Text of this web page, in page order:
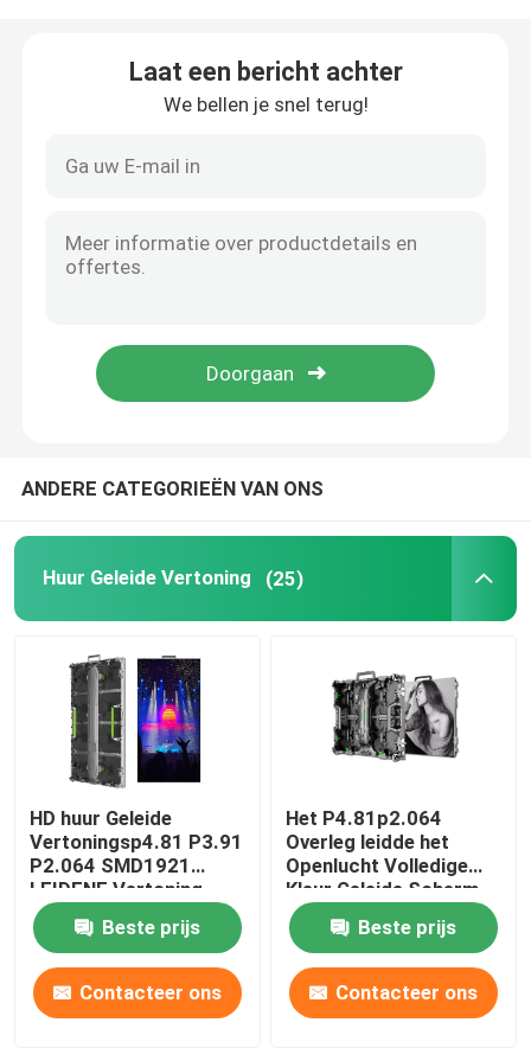
Nieuws
Het creatieve LEIDENE Vertoningsscherm
Het openlucht LEIDENE Vertoningsscherm
Stadion het LEIDENE Scherm
Stadium het LEIDENE Vertoningsscherm
led-scherm voor binnen
Het gebogen LEIDENE Scherm
Laat een bericht achter
We bellen je snel terug!
ANDERE CATEGORIEËN VAN ONS
Huur Geleide Vertoning (25)
HD huur Geleide
Vertoningsp4.81 P3.91
P2.064 SMD1921
LEIDENE Vertoning
Beste prijs
Contacteer ons
Het P4.81p2.064
Overleg leidde het
Openlucht Volledige
Kleur Geleide Scherm
van de het Schermhuur
1R1G1BBeste prijs
Contacteer ons